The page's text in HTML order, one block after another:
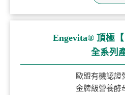
Engevita® 頂極【
全系列
歐盟有機認證
金牌級營養酵